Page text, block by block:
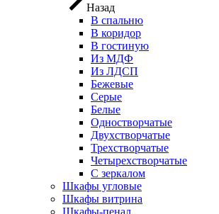
Назад
В спальню
В коридор
В гостиную
Из МДФ
Из ЛДСП
Бежевые
Серые
Белые
Одностворчатые
Двухстворчатые
Трехстворчатые
Четырехстворчатые
С зеркалом
Шкафы угловые
Шкафы витрина
Шкафы-пенал